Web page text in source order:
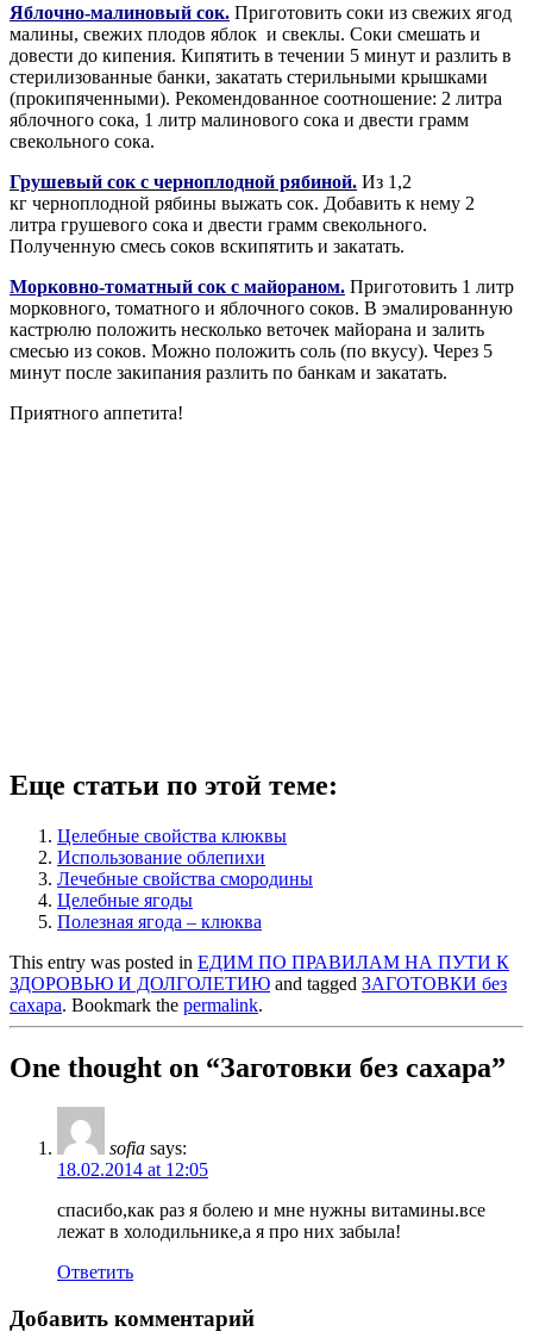
Яблочно-малиновый сок. Приготовить соки из свежих ягод
малины, свежих плодов яблок и свеклы. Соки смешать и
довести до кипения. Кипятить в течении 5 минут и разлить в
стерилизованные банки, закатать стерильными крышками
(прокипяченными). Рекомендованное соотношение: 2 литра
яблочного сока, 1 литр малинового сока и двести грамм
свекольного сока.
Грушевый сок с черноплодной рябиной. Из 1,2
кг черноплодной рябины выжать сок. Добавить к нему 2
литра грушевого сока и двести грамм свекольного.
Полученную смесь соков вскипятить и закатать.
Морковно-томатный сок с майораном. Приготовить 1 литр
морковного, томатного и яблочного соков. В эмалированную
кастрюлю положить несколько веточек майорана и залить
смесью из соков. Можно положить соль (по вкусу). Через 5
минут после закипания разлить по банкам и закатать.
Приятного аппетита!
Еще статьи по этой теме:
Целебные свойства клюквы
Использование облепихи
Лечебные свойства смородины
Целебные ягоды
Полезная ягода – клюква
This entry was posted in ЕДИМ ПО ПРАВИЛАМ НА ПУТИ К
ЗДОРОВЬЮ И ДОЛГОЛЕТИЮ and tagged ЗАГОТОВКИ без
сахара. Bookmark the permalink.
One thought on “Заготовки без сахара”
sofia says:
18.02.2014 at 12:05
спасибо,как раз я болею и мне нужны витамины.все
лежат в холодильнике,а я про них забыла!
Ответить
Добавить комментарий